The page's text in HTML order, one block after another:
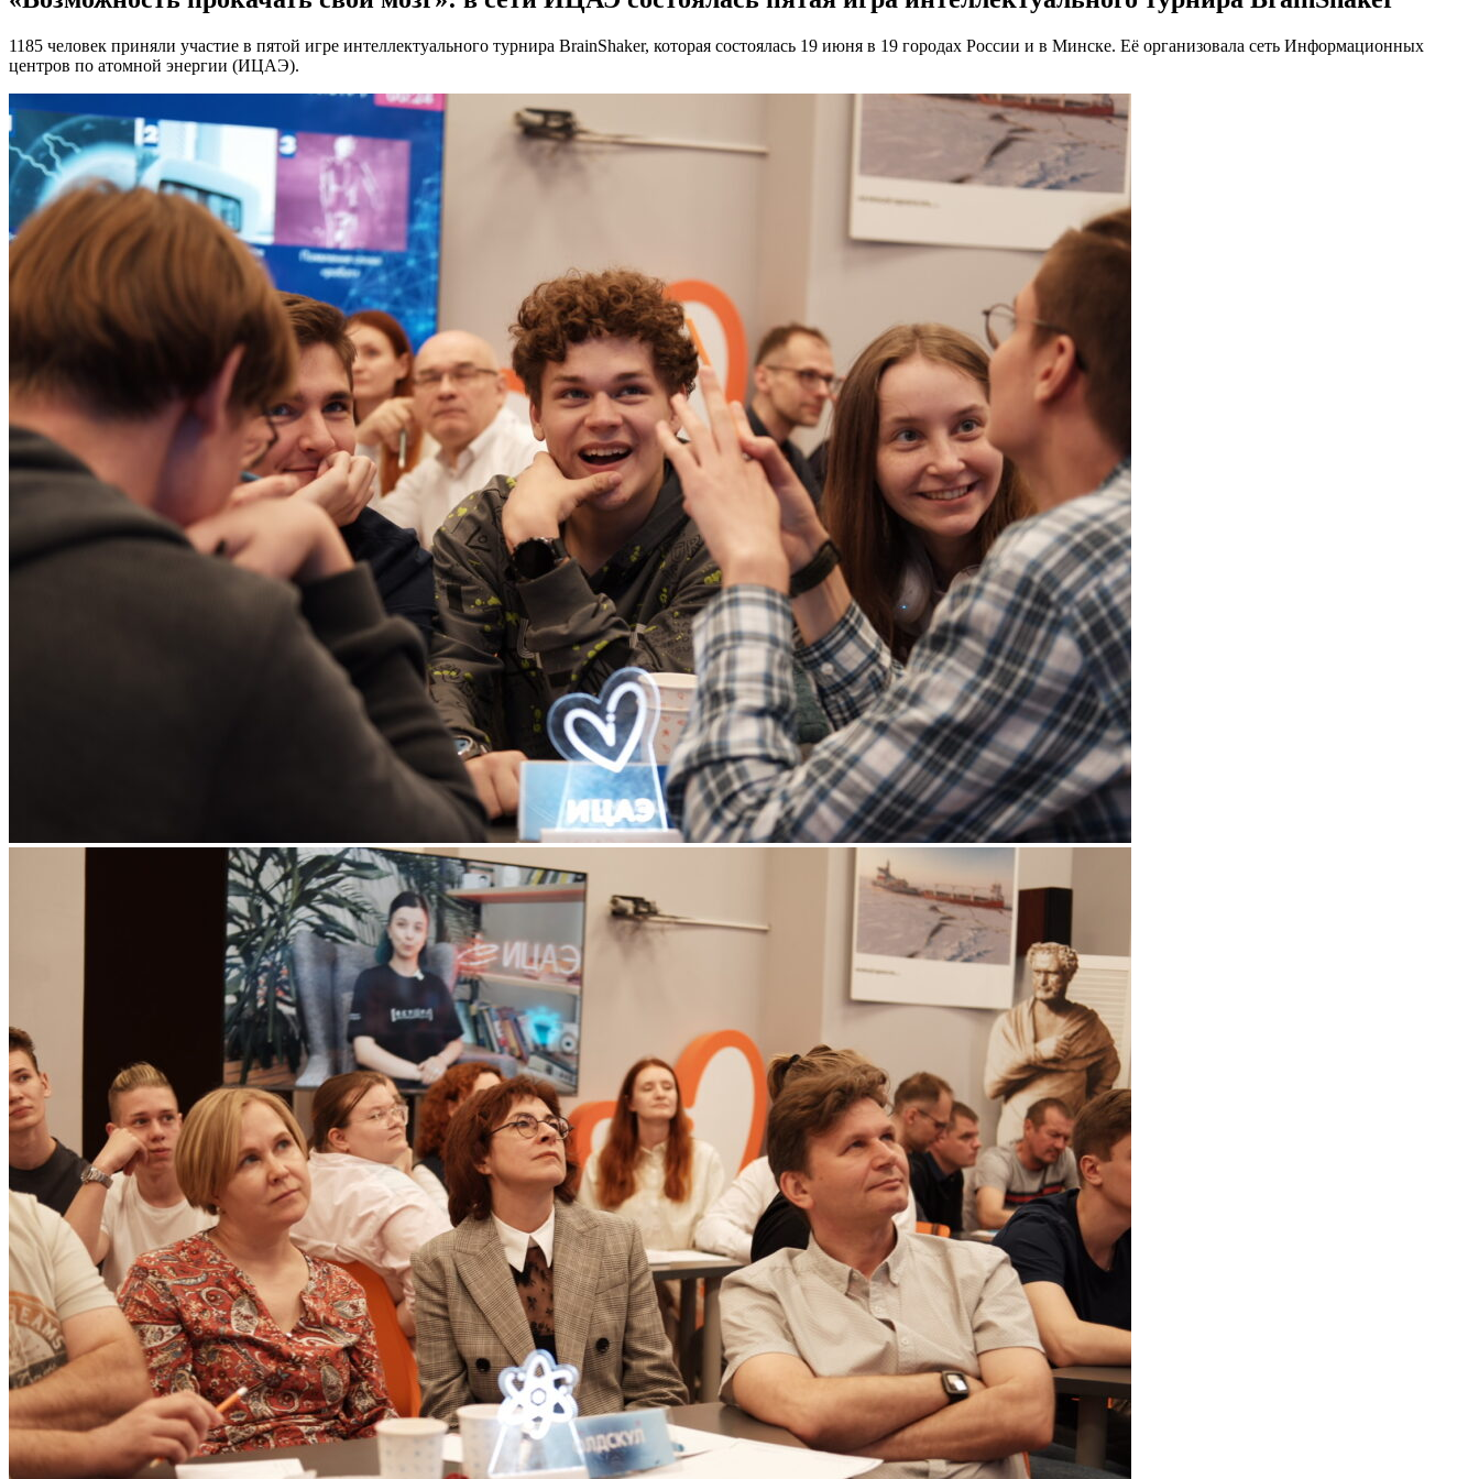
1185 человек приняли участие в пятой игре интеллектуального турнира BrainShaker, которая состоялась 19 июня в 19 городах России и в Минске. Её организовала сеть Информационных
центров по атомной энергии (ИЦАЭ).